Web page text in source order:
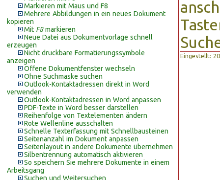
Markieren mit Maus und F8
Mehrere Abbildungen in ein neues Dokument
kopieren
Mit F8markieren
Neue Datei aus Dokumentvorlage schnell
erzeugen
Nicht druckbare Formatierungssymbole
anzeigen
Offene Dokumentfenster wechseln
Ohne Suchmaske suchen
Outlook-Kontaktadressen direkt in Word
verwenden
Outlook-Kontaktadressen in Word anpassen
PDF-Texte in Word besser darstellen
Reihenfolge von Textelementen ändern
Rote Wellenline ausschalten
Schnelle Texterfassung mit Schnellbausteinen
Seitenanzahl im Dokument anpassen
Seitenlayout in andere Dokumente übernehmen
Silbentrennung automatisch aktivieren
So speichern Sie mehrere Dokumente in einem
Arbeitsgang
Suchen und Weitersuchen
Eingestellt: